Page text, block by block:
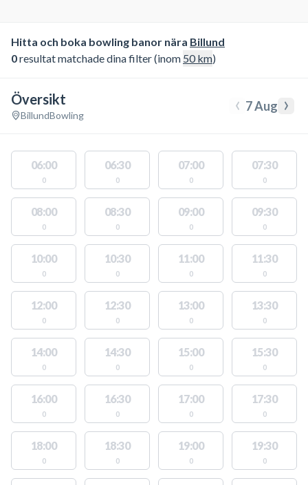
Hitta och boka bowling banor nära Billund
0resultat matchade dina filter (inom 50km)
Översikt
BillundBowling ‹ 7 Aug ›
06:00
0
06:30
0
07:00
0
07:30
0
08:00
0
08:30
0
09:00
0
09:30
0
10:00
0
10:30
0
11:00
0
11:30
0
12:00
0
12:30
0
13:00
0
13:30
0
14:00
0
14:30
0
15:00
0
15:30
0
16:00
0
16:30
0
17:00
0
17:30
0
18:00
0
18:30
0
19:00
0
19:30
0